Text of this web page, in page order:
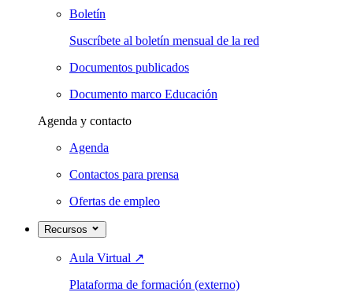
Boletín
Suscríbete al boletín mensual de la red
Documentos publicados
Documento marco Educación
Agenda y contacto
Agenda
Contactos para prensa
Ofertas de empleo
Recursos
Aula Virtual ↗
Plataforma de formación (externo)